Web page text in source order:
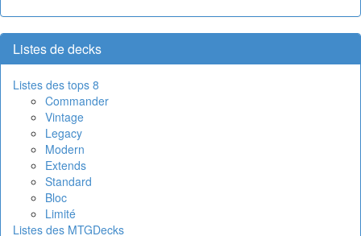
Listes de decks
Listes des tops 8
Commander
Vintage
Legacy
Modern
Extends
Standard
Bloc
Limité
Listes des MTGDecks